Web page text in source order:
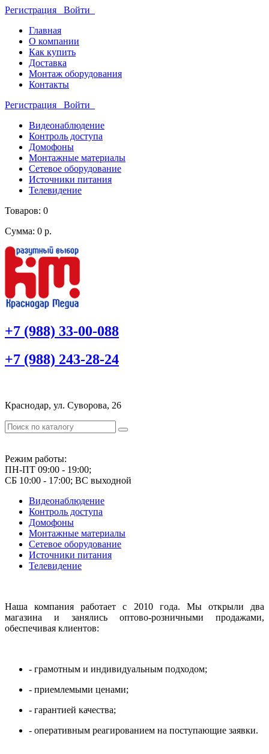
Регистрация Войти
Главная
О компании
Как купить
Доставка
Монтаж оборудования
Контакты
Регистрация Войти
Видеонаблюдение
Контроль доступа
Домофоны
Монтажные материалы
Сетевое оборудование
Источники питания
Телевидение
Товаров: 0
Сумма: 0 р.
+7 (988) 33-00-088
+7 (988) 243-28-24
Краснодар, ул. Суворова, 26
Режим работы:
ПН-ПТ 09:00 - 19:00;
СБ 10:00 - 17:00; ВС выходной
Видеонаблюдение
Контроль доступа
Домофоны
Монтажные материалы
Сетевое оборудование
Источники питания
Телевидение
Наша компания работает с 2010 года. Мы открыли два
магазина и занялись оптово-розничными продажами,
обеспечивая клиентов:
- грамотным и индивидуальным подходом;
- приемлемыми ценами;
- гарантией качества;
- оперативным реагированием на поступающие заявки.